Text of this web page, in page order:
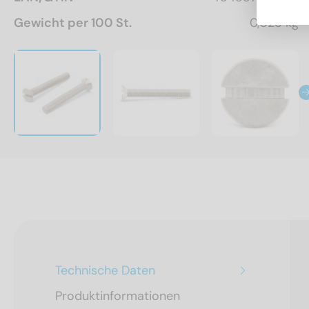
Gewicht per 100 St.
0,023 kg
Technische Daten
Produktinformationen